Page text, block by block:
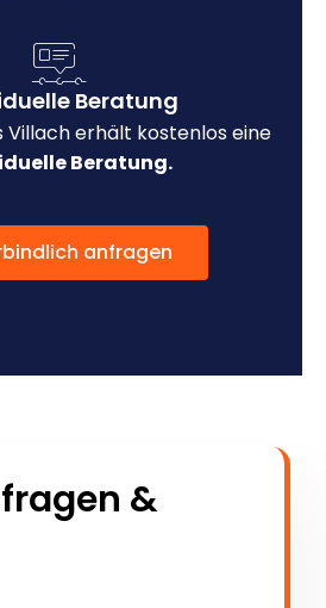
Beratung
Villach erhält kostenlos eine
Beratung.
anfragen
&